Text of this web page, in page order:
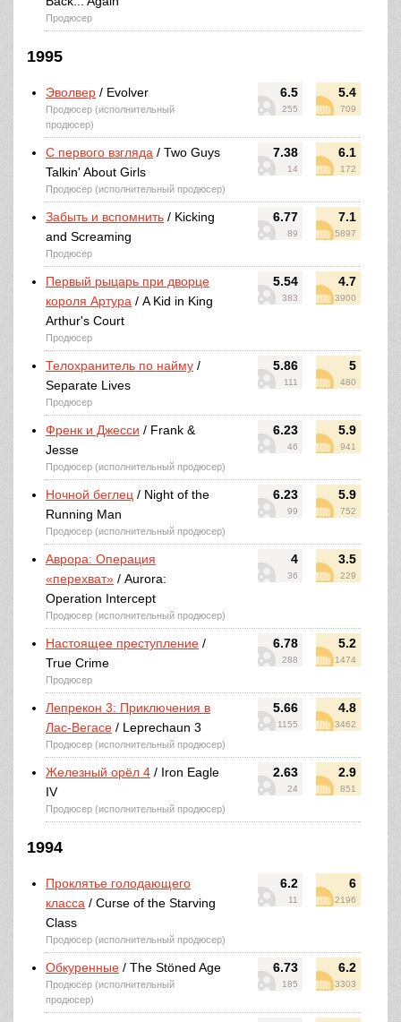
Продюсер
1995
6.5
255
5.4
709
Эволвер / Evolver
Продюсер (исполнительный
продюсер)
7.38
14
6.1
172
С первого взгляда / Two Guys
Talkin' About Girls
Продюсер (исполнительный продюсер)
6.77
89
7.1
5897
Забыть и вспомнить / Kicking
and Screaming
Продюсер
5.54
383
4.7
3900
Первый рыцарь при дворце
короля Артура / A Kid in King
Arthur's Court
Продюсер
5.86
111
5
480
Телохранитель по найму /
Separate Lives
Продюсер
6.23
46
5.9
941
Френк и Джесси / Frank &
Jesse
Продюсер (исполнительный продюсер)
6.23
99
5.9
752
Ночной беглец / Night of the
Running Man
Продюсер (исполнительный продюсер)
4
36
3.5
229
Аврора: Операция
«перехват» / Aurora:
Operation Intercept
Продюсер (исполнительный продюсер)
6.78
288
5.2
1474
Настоящее преступление /
True Crime
Продюсер
5.66
1155
4.8
3462
Лепрекон 3: Приключения в
Лас-Вегасе / Leprechaun 3
Продюсер (исполнительный продюсер)
2.63
24
2.9
851
Железный орёл 4 / Iron Eagle
IV
Продюсер (исполнительный продюсер)
1994
6.2
11
6
2196
Проклятье голодающего
класса / Curse of the Starving
Class
Продюсер (исполнительный продюсер)
6.73
185
6.2
3303
Обкуренные / The Stöned Age
Продюсер (исполнительный
продюсер)